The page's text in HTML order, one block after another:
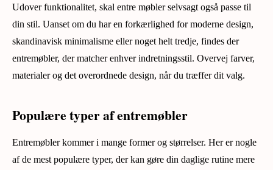
Udover funktionalitet, skal entre møbler selvsagt også passe til
din stil. Uanset om du har en forkærlighed for moderne design,
skandinavisk minimalisme eller noget helt tredje, findes der
entremøbler, der matcher enhver indretningsstil. Overvej farver,
materialer og det overordnede design, når du træffer dit valg.
Populære typer af entremøbler
Entremøbler kommer i mange former og størrelser. Her er nogle
af de mest populære typer, der kan gøre din daglige rutine mere